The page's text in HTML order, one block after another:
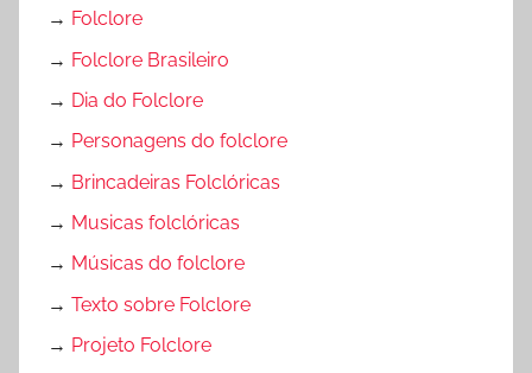
→ Folclore
→ Folclore Brasileiro
→ Dia do Folclore
→ Personagens do folclore
→ Brincadeiras Folclóricas
→ Musicas folclóricas
→ Músicas do folclore
→ Texto sobre Folclore
→ Projeto Folclore